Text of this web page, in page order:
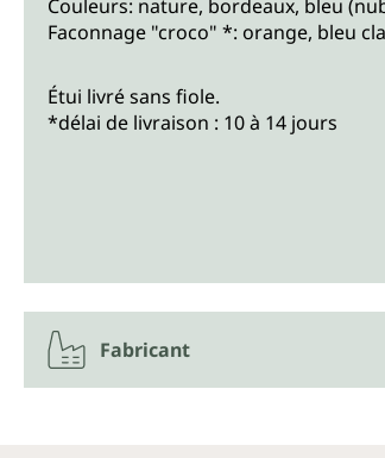
Couleurs: nature, bordeaux, bleu
Faconnage "croco" *: orange, bleu
Étui livré sans fiole.
*délai de livraison : 10 à 14 jours
Fabricant